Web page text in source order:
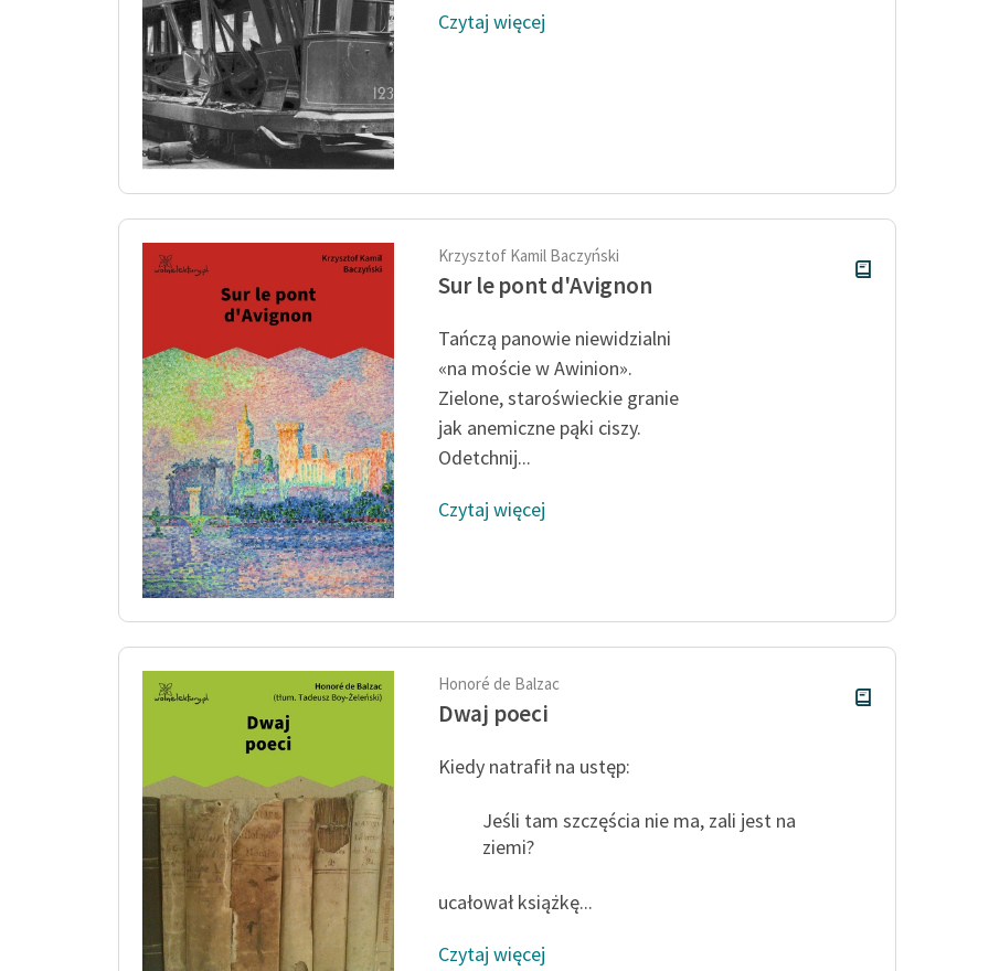
Czytaj więcej
Krzysztof Kamil Baczyński
Sur le pont d'Avignon
Tańczą panowie niewidzialni
«na moście w Awinion».
Zielone, staroświeckie granie
jak anemiczne pąki ciszy.
Odetchnij...
Czytaj więcej
Honoré de Balzac
Dwaj poeci
Kiedy natrafił na ustęp:
Jeśli tam szczęścia nie ma, zali jest na
ziemi?
ucałował książkę...
Czytaj więcej